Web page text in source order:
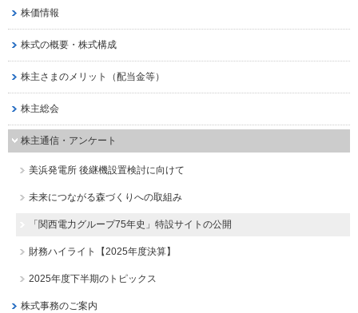
株価情報
株式の概要・株式構成
株主さまのメリット（配当金等）
株主総会
株主通信・アンケート
美浜発電所 後継機設置検討に向けて
未来につながる森づくりへの取組み
「関西電力グループ75年史」特設サイトの公開
財務ハイライト【2025年度決算】
2025年度下半期のトピックス
株式事務のご案内